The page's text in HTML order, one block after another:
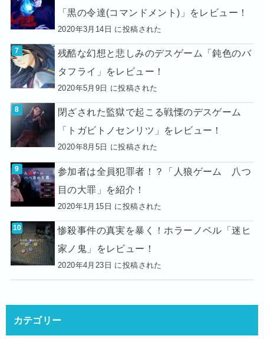
「黒の令達(コマンドメント)」をレビュー！
2020年3月14日 に投稿された
残酷な幻想と悲しみのデスゲーム「鈍色のバ
タフライ」をレビュー！
2020年5月9日 に投稿された
閉ざされた監獄で起こる戦慄のデスゲーム
「トガビトノセンリツ」をレビュー！
2020年8月5日 に投稿された
参加者は全員犯罪者！？「人狼ゲーム 八つ
目の大罪」を紹介！
2020年1月15日 に投稿された
惨殺事件の真実を暴く！ホラーノベル「迷ヒ
家ノ鬼」をレビュー！
2020年4月23日 に投稿された
カテゴリー